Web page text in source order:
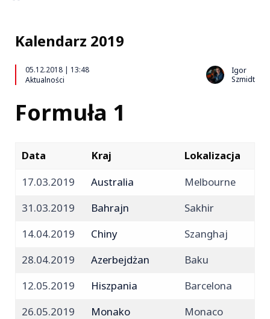
Kalendarz 2019
05.12.2018 | 13:48
Aktualności
Igor
Szmidt
Formuła 1
Data Kraj
Lokalizacja
17.03.2019
Australia
Melbourne
31.03.2019
Bahrajn
Sakhir
14.04.2019
Chiny
Szanghaj
28.04.2019
Azerbejdżan
Baku
12.05.2019
Hiszpania
Barcelona
26.05.2019
Monako
Monaco